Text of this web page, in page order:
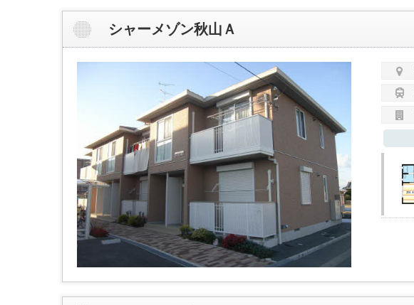
シャーメゾン秋山Ａ